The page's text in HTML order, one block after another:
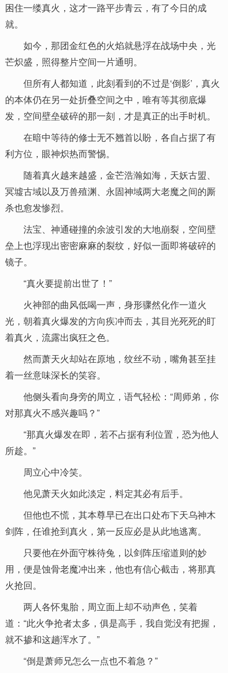
困住一缕真火，这才一路平步青云，有了今日的成
就。
如今，那团金红色的火焰就悬浮在战场中央，光
芒炽盛，照得整片空间一片通明。
但所有人都知道，此刻看到的不过是‘倒影’，真火
的本体仍在另一处折叠空间之中，唯有等其彻底爆
发，空间壁垒破碎的那一刻，才是真正的出手时机。
在暗中等待的修士无不翘首以盼，各自占据了有
利方位，眼神炽热而警惕。
随着真火越来越盛，金芒浩瀚如海，天妖古盟、
冥墟古域以及万兽殖渊、永固神域两大老魔之间的厮
杀也愈发惨烈。
法宝、神通碰撞的余波引发的大地崩裂，空间壁
垒上也浮现出密密麻麻的裂纹，好似一面即将破碎的
镜子。
“真火要提前出世了！”
火神部的曲风低喝一声，身形骤然化作一道火
光，朝着真火爆发的方向疾冲而去，其目光死死的盯
着真火，流露出疯狂之色。
然而萧天火却站在原地，纹丝不动，嘴角甚至挂
着一丝意味深长的笑容。
他侧头看向身旁的周立，语气轻松：“周师弟，你
对那真火不感兴趣吗？”
“那真火爆发在即，若不占据有利位置，恐为他人
所趁。”
周立心中冷笑。
他见萧天火如此淡定，料定其必有后手。
但他也不慌，其本尊早已在出口处布下天乌神木
剑阵，任谁抢到真火，第一反应必是从此地逃离。
只要他在外面守株待兔，以剑阵压缩道则的妙
用，便是蚀骨老魔冲出来，他也有信心截击，将那真
火抢回。
两人各怀鬼胎，周立面上却不动声色，笑着
道：“此火争抢者太多，俱是高手，我自觉没有把握，
就不掺和这趟浑水了。”
“倒是萧师兄怎么一点也不着急？”